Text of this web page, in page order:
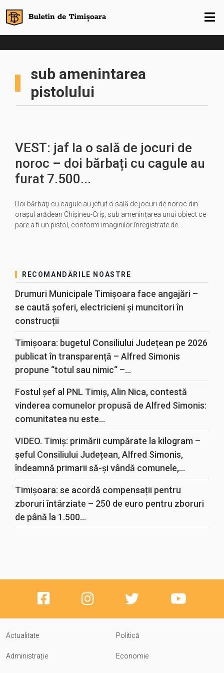
sub amenintarea
pistolului
VEST: jaf la o sală de jocuri de
noroc – doi bărbați cu cagule au
furat 7.500...
Doi bărbaţi cu cagule au jefuit o sală de jocuri de noroc din
oraşul arădean Chişineu-Criş, sub ameninţarea unui obiect ce
pare a fi un pistol, conform imaginilor înregistrate de…
RECOMANDĂRILE NOASTRE
Drumuri Municipale Timișoara face angajări –
se caută șoferi, electricieni și muncitori în
construcții
Timișoara: bugetul Consiliului Județean pe 2026
publicat în transparență – Alfred Simonis
propune “totul sau nimic“ –...
Fostul șef al PNL Timiș, Alin Nica, contestă
vinderea comunelor propusă de Alfred Simonis:
comunitatea nu este...
VIDEO. Timiș: primării cumpărate la kilogram –
șeful Consiliului Județean, Alfred Simonis,
îndeamnă primarii să-și vândă comunele,...
Timișoara: se acordă compensații pentru
zboruri întârziate – 250 de euro pentru zboruri
de până la 1.500...
Actualitate Politică
Administrație Economie